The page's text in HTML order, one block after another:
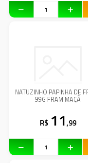
NATUZINHO PAPINHA DE
99G FRAM MAÇÃ
R$ 11,99